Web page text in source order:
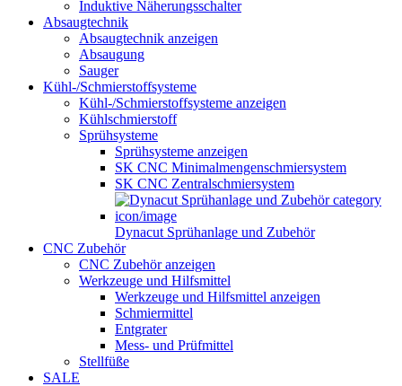
Induktive Näherungsschalter
Absaugtechnik
Absaugtechnik anzeigen
Absaugung
Sauger
Kühl-/Schmierstoffsysteme
Kühl-/Schmierstoffsysteme anzeigen
Kühlschmierstoff
Sprühsysteme
Sprühsysteme anzeigen
SK CNC Minimalmengenschmiersystem
SK CNC Zentralschmiersystem
Dynacut Sprühanlage und Zubehör
CNC Zubehör
CNC Zubehör anzeigen
Werkzeuge und Hilfsmittel
Werkzeuge und Hilfsmittel anzeigen
Schmiermittel
Entgrater
Mess- und Prüfmittel
Stellfüße
SALE